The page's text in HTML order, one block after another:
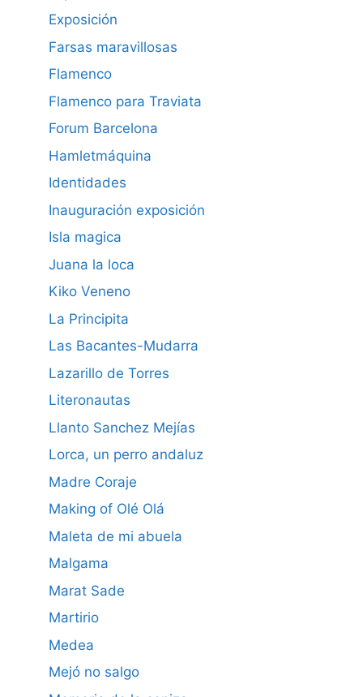
Exposición
Farsas maravillosas
Flamenco
Flamenco para Traviata
Forum Barcelona
Hamletmáquina
Identidades
Inauguración exposición
Isla magica
Juana la loca
Kiko Veneno
La Principita
Las Bacantes-Mudarra
Lazarillo de Torres
Literonautas
Llanto Sanchez Mejías
Lorca, un perro andaluz
Madre Coraje
Making of Olé Olá
Maleta de mi abuela
Malgama
Marat Sade
Martirio
Medea
Mejó no salgo